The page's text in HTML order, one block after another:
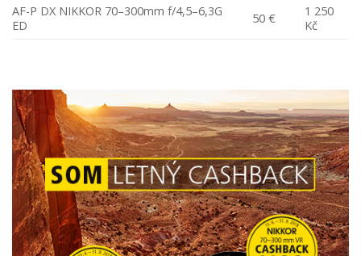
AF-P DX NIKKOR 70–300mm f/4,5–6,3G
ED
50 €
1 250
Kč